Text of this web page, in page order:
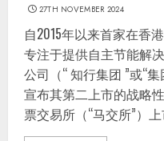
27TH NOVEMBER 2024
自2015年以来首家在香
专注于提供自主节能解
公司（“ 知行集团 ”或“
宣布其第二上市的战略
票交易所（“马交所”）上